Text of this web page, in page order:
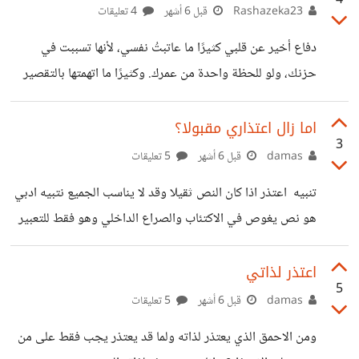
السريع؟ أم أنكم تجدون "الكنز" في وسيلة أخرى؟
قبل 6 أشهر
دفاع أخير عن قلبي كثيرًا ما عاتبتُ نفسي، لأنها تسببت في
حزنك، ولو للحظة واحدة من عمرك. وكثيرًا ما اتهمتها بالتقصير
في حقك. أما الآن، فقد صرت أعاتبها لأنها أهملتني أنا… واهتمّت
بك. سألتها مرارًا: هل سيعاتب نفسه يومًا عمّا أصابك؟ هل سيتهم
نفسه ولو مرة واحدة بالتقصير تجاهك؟ هل إن رحلتِ عن دنياه
دموعٍ كانت بسببه؟ وكانت كل الإجابات تقول: لا. لن يفعل. سيظل
كما هو طوال حياته. فسألتها مرة
3
اما زال اعتذاري مقبولا؟
قبل 6 أشهر
تنبيه اعتذر اذا كان النص ثقيلا وقد لا يناسب الجميع نتبيه ادبي
هو نص يغوص في الاكتئاب والصراع الداخلي وهو فقط للتعبير
ولا اشجع او اروج الاي افكار سلبيه ولا اتفق معها هل سوف
تسامحيني على هذا! كنت اجهلك حقا ولا اعلم ماذا اصابة هل
ستتركينني جسدا بلا روح! هل موتي قد يريحك حقا!! ذاتي
العودة لي ودعينا نتحدث قليلا أذيت ذاتي وانا انتحب بعلو
5
اعتذر لذاتي
قبل 6 أشهر
ومن الاحمق الذي يعتذر لذاته ولما قد يعتذر يجب فقط على من